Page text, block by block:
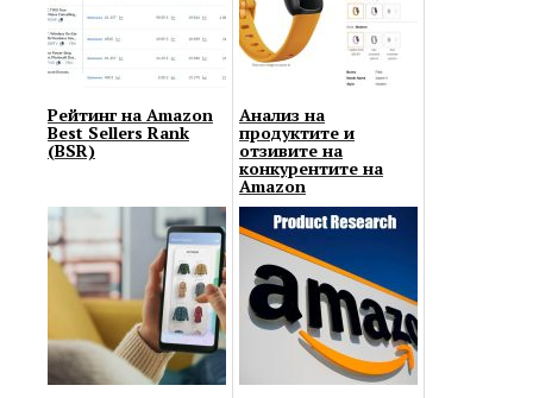
Рейтинг на Amazon
Best Sellers Rank
(BSR)
Анализ на
продуктите и
отзивите на
конкурентите на
Amazon